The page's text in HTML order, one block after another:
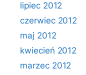
lipiec 2012
czerwiec 2012
maj 2012
kwiecień 2012
marzec 2012